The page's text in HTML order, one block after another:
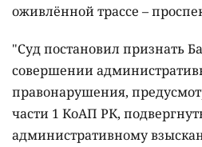
оживлённой трассе –
"Суд постановил признать
совершении
правонарушения,
части 1 КоАП РК,
административному